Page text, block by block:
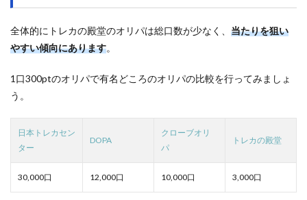
全体的にトレカの殿堂のオリパは総口数が少なく、 当たりを狙い
やすい傾向にあります。
1口300ptのオリパで有名どころのオリパの比較を行ってみましょ
う。
日本トレカセン
ター
DOPA
クローブオリ
パ
トレカの殿堂
30,000口 12,000口 10,000口 3,000口